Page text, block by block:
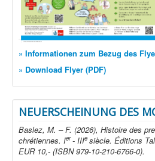
» Informationen zum Bezug des
» Download Flyer (PDF)
NEUERSCHEINUNG DES
Baslez, M. – F. (2026), Histoire des
chrétiennes. Ier- IIIe siècle. Éditions
EUR 10,- (ISBN 979-10-210-6766-0).